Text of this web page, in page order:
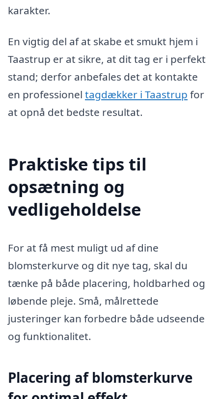
karakter.
En vigtig del af at skabe et smukt hjem i
Taastrup er at sikre, at dit tag er i perfekt
stand; derfor anbefales det at kontakte
en professionel tagdækker i Taastrup for
at opnå det bedste resultat.
Praktiske tips til
opsætning og
vedligeholdelse
For at få mest muligt ud af dine
blomsterkurve og dit nye tag, skal du
tænke på både placering, holdbarhed og
løbende pleje. Små, målrettede
justeringer kan forbedre både udseende
og funktionalitet.
Placering af blomsterkurve